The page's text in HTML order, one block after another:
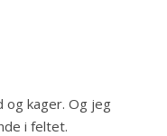
og kager. Og jeg
i feltet.